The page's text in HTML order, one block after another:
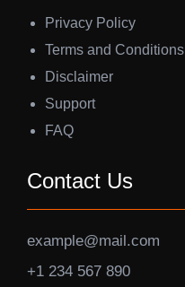
Privacy Policy
Terms and Conditions
Disclaimer
Support
FAQ
Contact Us
example@mail.com
+1 234 567 890